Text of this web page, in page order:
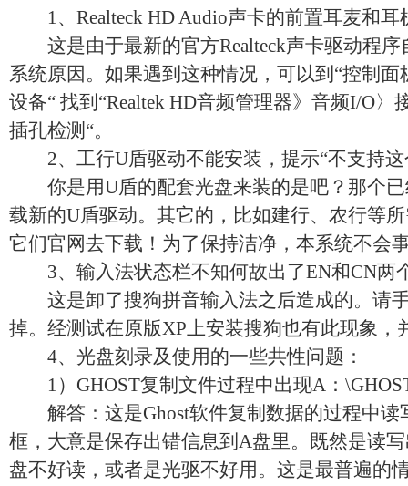
1、Realteck HD Audio声卡的前置耳麦和耳
这是由于最新的官方Realteck声卡驱动程序
系统原因。如果遇到这种情况，可以到“控制面
设备“ 找到“Realtek HD音频管理器》音频I/O〉
插孔检测“。
2、工行U盾驱动不能安装，提示“不支持这
你是用U盾的配套光盘来装的是吧？那个已
载新的U盾驱动。其它的，比如建行、农行等
它们官网去下载！为了保持洁净，本系统不会
3、输入法状态栏不知何故出了EN和CN两
这是卸了搜狗拼音输入法之后造成的。请
掉。经测试在原版XP上安装搜狗也有此现象，
4、光盘刻录及使用的一些共性问题：
1）GHOST复制文件过程中出现A：
解答：这是Ghost软件复制数据的过程中读
框，大意是保存出错信息到A盘里。既然是读
盘不好读，或者是光驱不好用。这是最普遍的